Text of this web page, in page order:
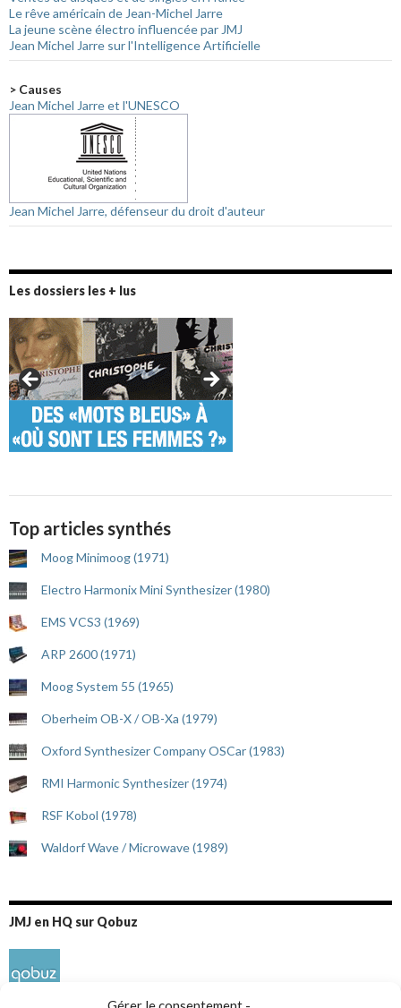
Le rêve américain de Jean-Michel Jarre
La jeune scène électro influencée par JMJ
Jean Michel Jarre sur l'Intelligence Artificielle
> Causes
Jean Michel Jarre et l'UNESCO
Jean Michel Jarre, défenseur du droit d'auteur
Les dossiers les + lus
Top articles synthés
Moog Minimoog (1971)
Electro Harmonix Mini Synthesizer (1980)
EMS VCS3 (1969)
ARP 2600 (1971)
Moog System 55 (1965)
Oberheim OB-X / OB-Xa (1979)
Oxford Synthesizer Company OSCar (1983)
RMI Harmonic Synthesizer (1974)
RSF Kobol (1978)
Waldorf Wave / Microwave (1989)
JMJ en HQ sur Qobuz